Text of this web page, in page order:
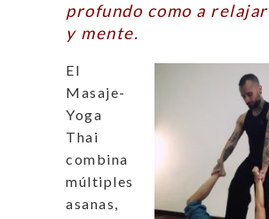
profundo como a
y mente.
El
Masaje-
Yoga
Thai
combina
múltiples
asanas,